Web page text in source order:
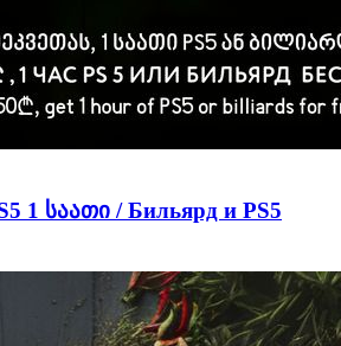
1 საათი / Бильярд и PS5